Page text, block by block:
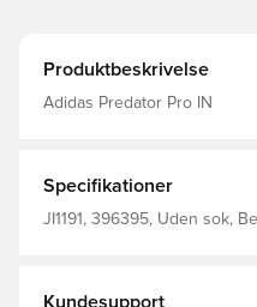
Produktbeskrivelse
Adidas Predator Pro IN
Specifikationer
JI1191, 396395, Uden sok,
Kundesupport